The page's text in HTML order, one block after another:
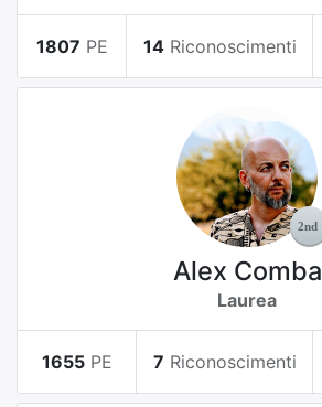
1807 PE 14 Riconoscimenti
Alex Comba
Laurea
1655 PE 7 Riconoscimenti